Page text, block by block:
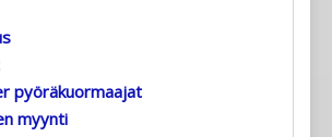
pyöräkuormaajat
myynti